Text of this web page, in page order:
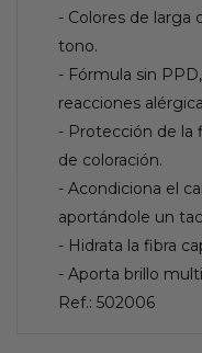
- Colores de larga
tono.
- Fórmula sin
reacciones
- Protección de la
de coloración.
- Acondiciona el
aportándole un
- Hidrata la fibra
- Aporta brillo
Ref.: 502006